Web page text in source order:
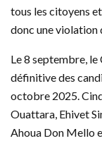
tous les citoyens
donc une violation
Le 8 septembre,
définitive des
octobre 2025.
Ouattara, Ehivet
Ahoua Don Mello